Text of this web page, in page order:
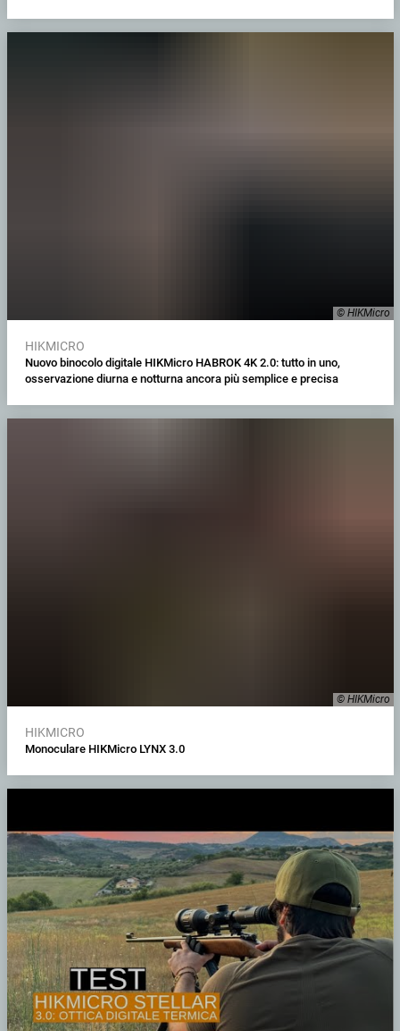
© HIKMicro
HIKMICRO
Nuovo binocolo digitale HIKMicro HABROK 4K 2.0: tutto in uno,
osservazione diurna e notturna ancora più semplice e precisa
© HIKMicro
HIKMICRO
Monoculare HIKMicro LYNX 3.0